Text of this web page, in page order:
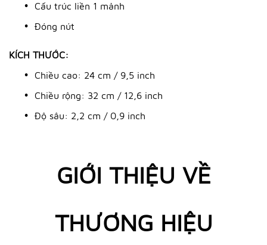
Cấu trúc liền 1 mảnh
Đóng nút
KÍCH THƯỚC:
Chiều cao: 24 cm / 9,5 inch
Chiều rộng: 32 cm / 12,6 inch
Độ sâu: 2,2 cm / 0,9 inch
GIỚI THIỆU VỀ
THƯƠNG HIỆU